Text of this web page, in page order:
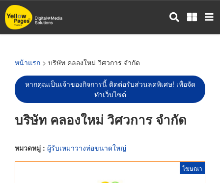
ข้าม
ไป
หน้าแรก > บริษัท คลองใหม่ วิศวการ จำกัด
หากคุณเป็นเจ้าของกิจการนี้ ติดต่อรับส่วนลดพิเศษ! เพื่อจัด
ทำเว็บไซต์
บริษัท คลองใหม่ วิศวการ จำกัด
หมวดหมู่ : ผู้รับเหมาวางท่อขนาดใหญ่
โฆษณา